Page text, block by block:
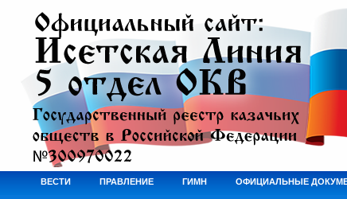
ВЕСТИ ПРАВЛЕНИЕ ГИМН ОФИЦИАЛЬНЫЕ